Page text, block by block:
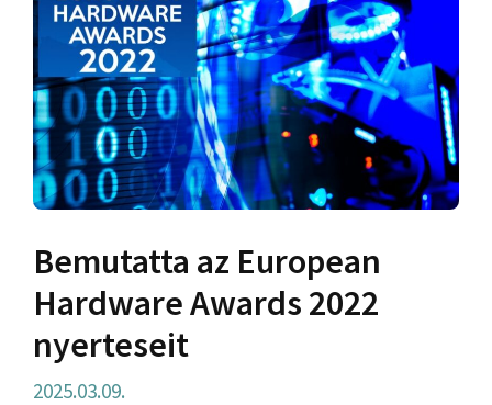
Bemutatta az European
Hardware Awards 2022
nyerteseit
2025.03.09.